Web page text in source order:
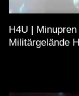
H4U |
Militärgelände